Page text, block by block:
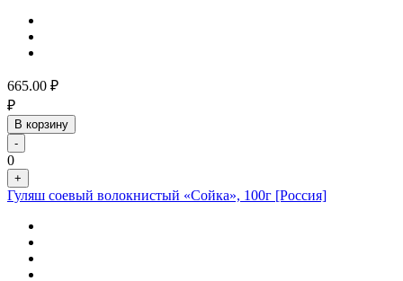
665.00 ₽
₽
В корзину
-
0
+
Гуляш соевый волокнистый «Сойка», 100г [Россия]